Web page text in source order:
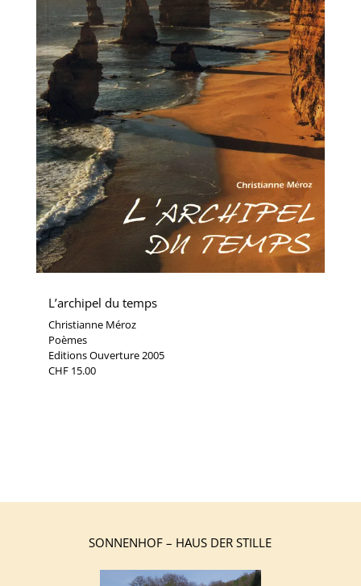
L’archipel du temps
Christianne Méroz
Poèmes
Editions Ouverture 2005
CHF 15.00
SONNENHOF – HAUS DER STILLE